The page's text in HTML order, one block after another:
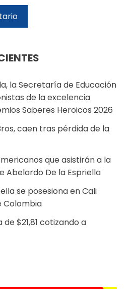
la Secretaría de Educación
de la excelencia
Saberes Heroicos 2026
caen tras pérdida de la
que asistirán a la
Abelardo De la Espriella
se posesiona en Cali
Colombia
$21,81 cotizando a